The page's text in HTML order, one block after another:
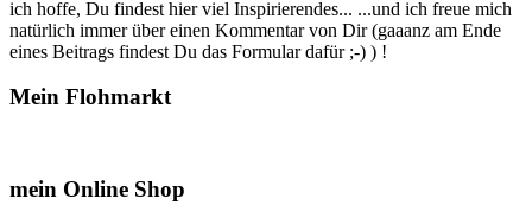
ich hoffe, Du findest hier viel Inspirierendes... ...und ich freue mich
natürlich immer über einen Kommentar von Dir (gaaanz am Ende
eines Beitrags findest Du das Formular dafür ;-) ) !
Mein Flohmarkt
mein Online Shop